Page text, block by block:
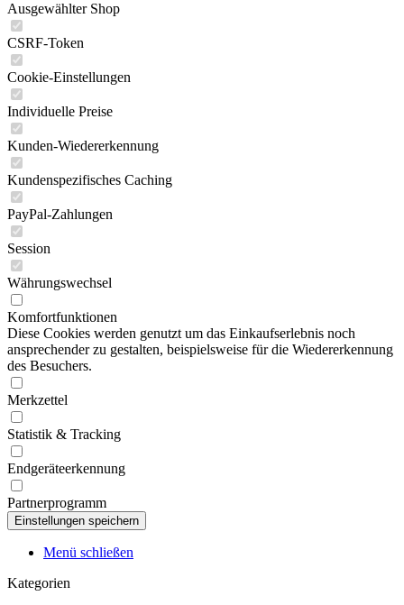
Ausgewählter Shop
CSRF-Token
Cookie-Einstellungen
Individuelle Preise
Kunden-Wiedererkennung
Kundenspezifisches Caching
PayPal-Zahlungen
Session
Währungswechsel
Komfortfunktionen
Diese Cookies werden genutzt um das Einkaufserlebnis noch
ansprechender zu gestalten, beispielsweise für die Wiedererkennung
des Besuchers.
Merkzettel
Statistik & Tracking
Endgeräteerkennung
Partnerprogramm
Menü schließen
Kategorien